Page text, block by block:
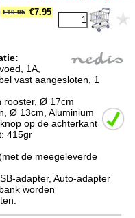
€10.95 €7.95
1A,
vast aangesloten, 1
rooster, Ø 17cm
Ø 13cm, Aluminium
op de achterkant
415gr
de meegeleverde
adapter, Auto-adapter
worden